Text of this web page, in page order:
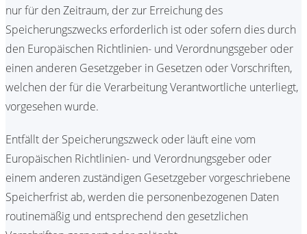
nur für den Zeitraum, der zur Erreichung des
Speicherungszwecks erforderlich ist oder sofern dies durch
den Europäischen Richtlinien- und Verordnungsgeber oder
einen anderen Gesetzgeber in Gesetzen oder Vorschriften,
welchen der für die Verarbeitung Verantwortliche unterliegt,
vorgesehen wurde.
Entfällt der Speicherungszweck oder läuft eine vom
Europäischen Richtlinien- und Verordnungsgeber oder
einem anderen zuständigen Gesetzgeber vorgeschriebene
Speicherfrist ab, werden die personenbezogenen Daten
routinemäßig und entsprechend den gesetzlichen